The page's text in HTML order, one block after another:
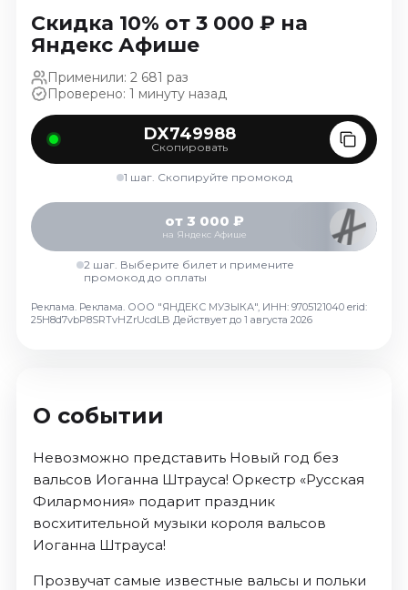
Спорт
Август 2026
Сентябрь 2026
Октябрь 2026
События
Сентябрь 2026
Октябрь 2026
Ноябрь 2026
Декабрь 2026
Январь 2027
Скидка 10% от 3 000 ₽ на
Яндекс Афише
Применили: 2 681 раз
Проверено: 1 минуту назад
DX749988
Скопировать
1 шаг. Скопируйте промокод
от 3 000 ₽
на Яндекс Афише
2 шаг. Выберите билет и примените
промокод до оплаты
Реклама. Реклама. ООО "ЯНДЕКС МУЗЫКА", ИНН: 9705121040 erid:
25H8d7vbP8SRTvHZrUcdLB Действует до 1 августа 2026
О событии
Невозможно представить Новый год без
вальсов Иоганна Штрауса! Оркестр «Русская
Филармония» подарит праздник
восхитительной музыки короля вальсов
Иоганна Штрауса!
Прозвучат самые известные вальсы и польки